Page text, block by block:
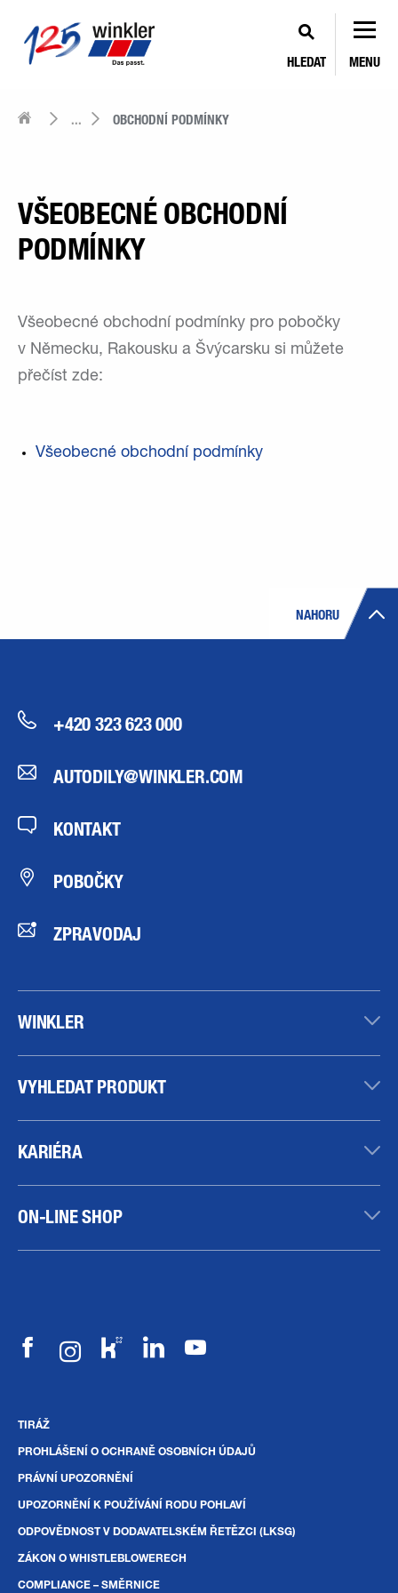
HLEDAT MENU
... OBCHODNÍ PODMÍNKY
VŠEOBECNÉ OBCHODNÍ
PODMÍNKY
Všeobecné obchodní podmínky pro pobočky
v Německu, Rakousku a Švýcarsku si můžete
přečíst zde:
Všeobecné obchodní podmínky
NAHORU
+420 323 623 000
AUTODILY@WINKLER.COM
KONTAKT
POBOČKY
ZPRAVODAJ
WINKLER
VYHLEDAT PRODUKT
KARIÉRA
ON-LINE SHOP
TIRÁŽ
PROHLÁŠENÍ O OCHRANĚ OSOBNÍCH ÚDAJŮ
PRÁVNÍ UPOZORNĚNÍ
UPOZORNĚNÍ K POUŽÍVÁNÍ RODU POHLAVÍ
ODPOVĚDNOST V DODAVATELSKÉM ŘETĚZCI (LKSG)
ZÁKON O WHISTLEBLOWERECH
COMPLIANCE – SMĚRNICE